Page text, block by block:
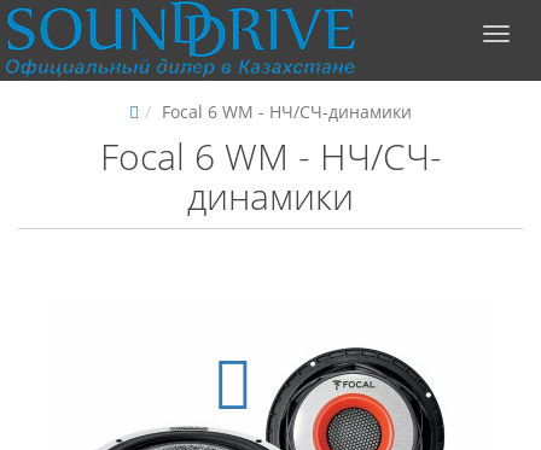
Focal 6 WM - НЧ/СЧ-динамики
Focal 6 WM - НЧ/СЧ-
динамики